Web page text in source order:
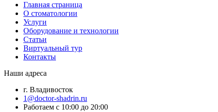
Главная страница
О стоматологии
Услуги
Оборудование и технологии
Статьи
Виртуальный тур
Контакты
Наши адреса
г. Владивосток
1@doctor-shadrin.ru
Работаем с 10:00 до 20:00